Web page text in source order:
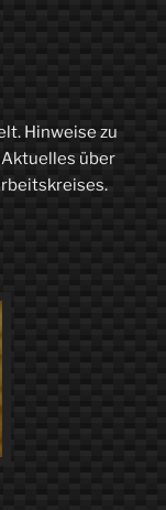
Hinweise zu
über